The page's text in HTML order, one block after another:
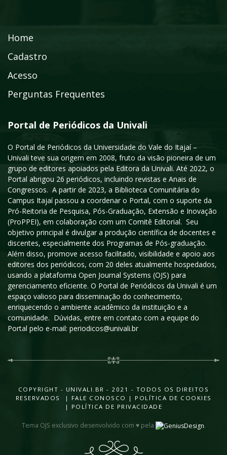
Home
Cadastro
Acesso
Perguntas Frequentes
Portal de Periódicos da Univali
O Portal de Periódicos da Universidade do Vale do Itajaí –
Univali teve sua origem em 2008, fruto da visão pioneira de um
grupo de editores apoiados pela Editora da Univali. Até 2022, o
Portal abrigou 26 periódicos, incluindo revistas e Anais de
Congressos. A partir de 2023, a Biblioteca Comunitária do
Campus Itajaí passou a coordenar o Portal, com o suporte da
Pró-Reitoria de Pesquisa, Pós-Graduação, Extensão e Inovação
(ProPPEI), em colaboração com um Comitê Editorial. Seu
objetivo principal é divulgar a produção científica de docentes e
discentes, especialmente dos Programas de Pós-graduação.
Além disso, promove acesso facilitado, visibilidade e apoio aos
editores dos periódicos, com 20 deles atualmente hospedados,
usando a plataforma Open Journal Systems (OJS) para
gerenciamento eficiente. O Portal de Periódicos da Univali é um
espaço valioso para disseminação do conhecimento,
enriquecendo o ambiente acadêmico da instituição e a
comunidade. Dúvidas, entre em contato com a equipe do
Portal pelo e-mail: periodicos@univali.br
COPYRIGHT - UNIVALI.BR - 2021 - TODOS OS DIREITOS
RESERVADOS |
FALE CONOSCO | POLÍTICA DE COOKIES
| POLÍTICA DE PRIVACIDADE
Tema OJS exclusivo desenvolvido com ♥ pela .